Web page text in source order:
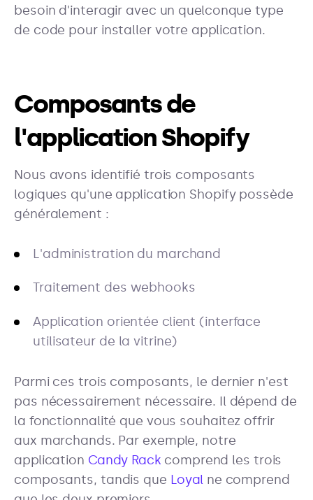
besoin d'interagir avec un quelconque type
de code pour installer votre application.
Composants de
l'application Shopify
Nous avons identifié trois composants
logiques qu'une application Shopify possède
généralement :
L'administration du marchand
Traitement des webhooks
Application orientée client (interface
utilisateur de la vitrine)
Parmi ces trois composants, le dernier n'est
pas nécessairement nécessaire. Il dépend de
la fonctionnalité que vous souhaitez offrir
aux marchands. Par exemple, notre
application Candy Rack comprend les trois
composants, tandis que Loyalne comprend